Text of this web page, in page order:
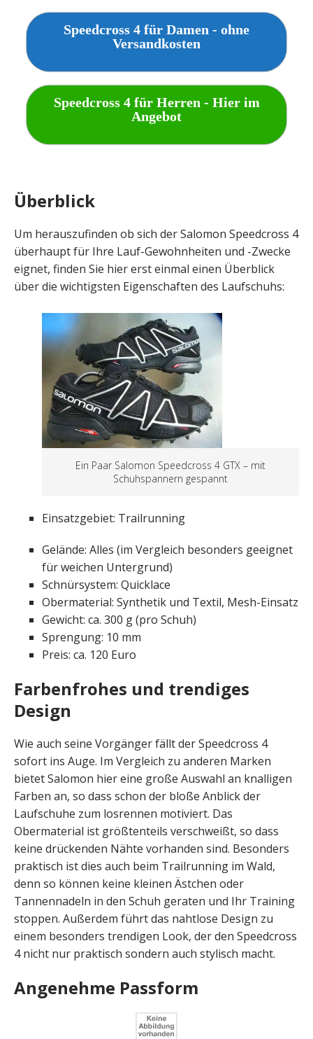
Speedcross 4 für Damen - ohne
Versandkosten
Speedcross 4 für Herren - Hier im
Angebot
Überblick
Um herauszufinden ob sich der Salomon Speedcross 4
überhaupt für Ihre Lauf-Gewohnheiten und -Zwecke
eignet, finden Sie hier erst einmal einen Überblick
über die wichtigsten Eigenschaften des Laufschuhs:
Ein Paar Salomon Speedcross 4 GTX – mit
Schuhspannern gespannt
Einsatzgebiet: Trailrunning
Gelände: Alles (im Vergleich besonders geeignet
für weichen Untergrund)
Schnürsystem: Quicklace
Obermaterial: Synthetik und Textil, Mesh-Einsatz
Gewicht: ca. 300 g (pro Schuh)
Sprengung: 10 mm
Preis: ca. 120 Euro
Farbenfrohes und trendiges
Design
Wie auch seine Vorgänger fällt der Speedcross 4
sofort ins Auge. Im Vergleich zu anderen Marken
bietet Salomon hier eine große Auswahl an knalligen
Farben an, so dass schon der bloße Anblick der
Laufschuhe zum losrennen motiviert. Das
Obermaterial ist größtenteils verschweißt, so dass
keine drückenden Nähte vorhanden sind. Besonders
praktisch ist dies auch beim Trailrunning im Wald,
denn so können keine kleinen Ästchen oder
Tannennadeln in den Schuh geraten und Ihr Training
stoppen. Außerdem führt das nahtlose Design zu
einem besonders trendigen Look, der den Speedcross
4 nicht nur praktisch sondern auch stylisch macht.
Angenehme Passform